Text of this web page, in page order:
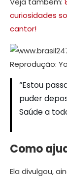
curiosidades
cantor!
Reprodução:
“Estou
puder
Saúde a
Como
Ela divulgou,